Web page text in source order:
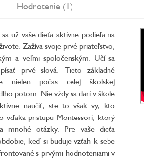
Hodnotenie (1)
už vaše dieťa aktívne podieľa na
Zažíva svoje prvé priateľstvo,
a veľmi spoločenským. Učí sa
prvé slová. Tieto základné
nielen počas celej školskej
potom. Nie vždy sa darí v škole
naučiť, ste to však vy, kto
vďaka prístupu Montessori, ktorý
mnohé otázky. Pre vaše dieťa
keď si buduje vzťah k sebe
s prvými hodnoteniami v